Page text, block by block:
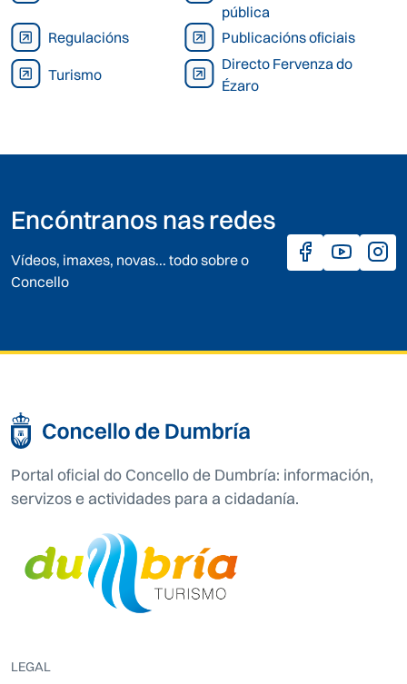
pública
Regulacións
Publicacións oficiais
Turismo
Directo Fervenza do
Ézaro
Encóntranos nas redes
Vídeos, imaxes, novas... todo sobre o
Concello
Portal oficial do Concello de Dumbría: información,
servizos e actividades para a cidadanía.
LEGAL